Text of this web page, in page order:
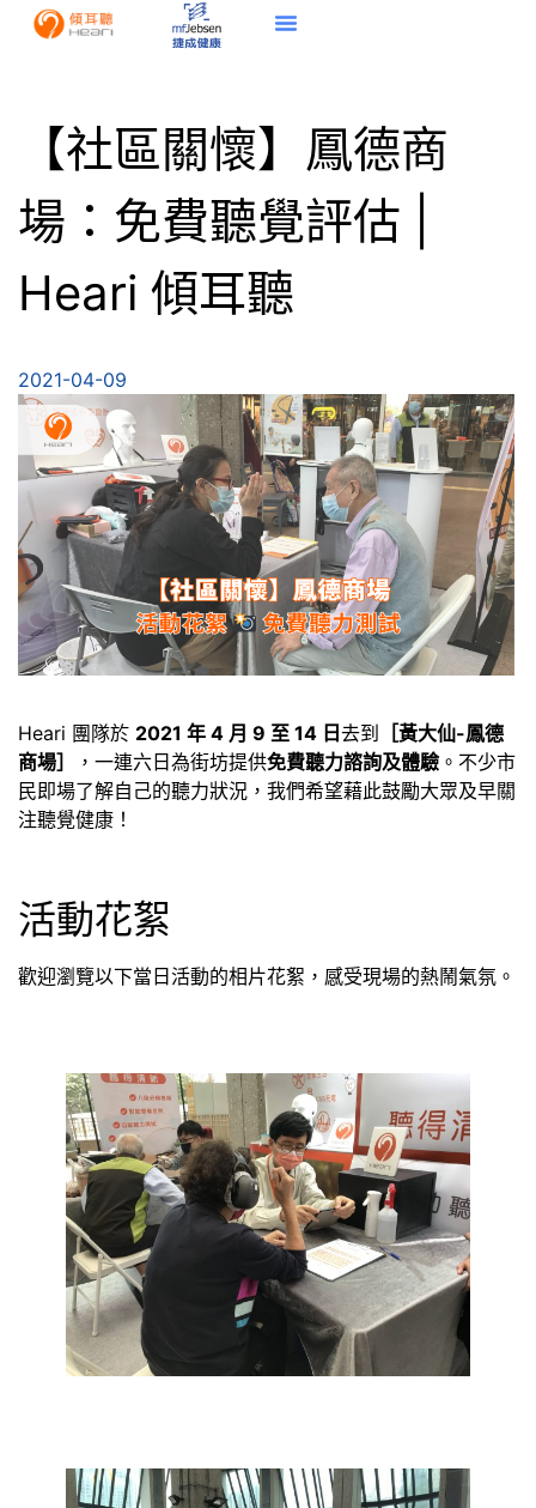
【社區關懷】鳳德商
場：免費聽覺評估 |
Heari 傾耳聽
2021-04-09
Heari 團隊於 2021 年 4 月 9 至 14 日 去到
［黃大仙-鳳德
商場］
，一連六日為街坊提供免費聽力諮詢及體驗 。不少市
民即場了解自己的聽力狀況，我們希望藉此鼓勵大眾及早關
注聽覺健康！
活動花絮
歡迎瀏覽以下當日活動的相片花絮，感受現場的熱鬧氣氛。